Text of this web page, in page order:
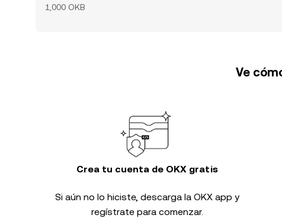
1,000 OKB
Ve
Crea tu cuenta de OKX gratis
Si aún no lo hiciste, descarga la OKX app y
regístrate para comenzar.